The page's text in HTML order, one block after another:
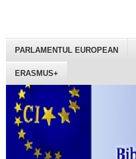
PARLAMENTUL EUROPEAN
ERASMUS+